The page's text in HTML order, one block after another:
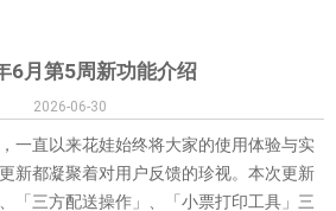
6月第5周新功能介绍
2026-06-30
一直以来花娃始终将大家的使用体验与实
新都凝聚着对用户反馈的珍视。本次更新
、 「 三方配送操作 」 、 「 小票打印工具 」 三